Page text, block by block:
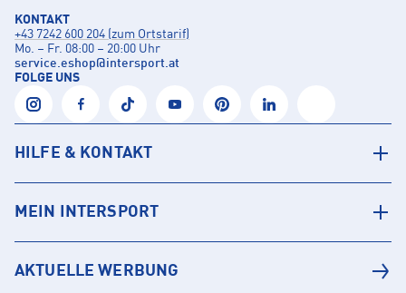
KONTAKT
+43 7242 600 204 (zum Ortstarif)
Mo. – Fr. 08:00 – 20:00 Uhr
service.eshop@intersport.at
FOLGE UNS
HILFE & KONTAKT
MEIN INTERSPORT
AKTUELLE WERBUNG